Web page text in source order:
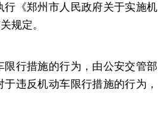
行《郑州市人民政府关于实施机
规定。
限行措施的行为，由公安交管部
违反机动车限行措施的行为，